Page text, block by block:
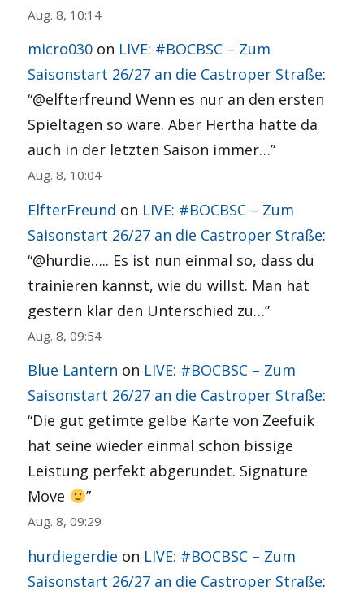
Aug. 8, 10:14
micro030 on LIVE: #BOCBSC – Zum
Saisonstart 26/27 an die Castroper Straße:
“@elfterfreund Wenn es nur an den ersten
Spieltagen so wäre. Aber Hertha hatte da
auch in der letzten Saison immer…”
Aug. 8, 10:04
ElfterFreund on LIVE: #BOCBSC – Zum
Saisonstart 26/27 an die Castroper Straße:
“@hurdie….. Es ist nun einmal so, dass du
trainieren kannst, wie du willst. Man hat
gestern klar den Unterschied zu…”
Aug. 8, 09:54
Blue Lantern on LIVE: #BOCBSC – Zum
Saisonstart 26/27 an die Castroper Straße:
“Die gut getimte gelbe Karte von Zeefuik
hat seine wieder einmal schön bissige
Leistung perfekt abgerundet. Signature
Move
”
Aug. 8, 09:29
hurdiegerdie on LIVE: #BOCBSC – Zum
Saisonstart 26/27 an die Castroper Straße: